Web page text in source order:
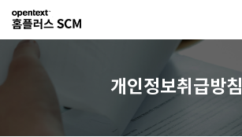
개인정보취급방침